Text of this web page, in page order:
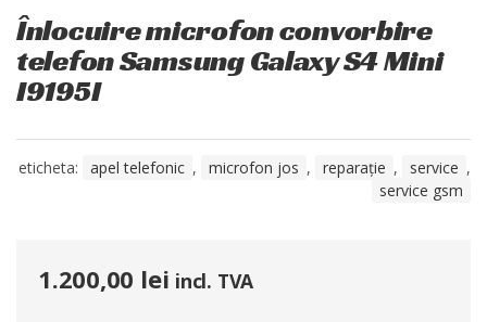
Înlocuire microfon convorbire
telefon Samsung Galaxy S4 Mini
I9195I
eticheta: apel telefonic , microfon jos , reparație , service ,
service gsm
1.200,00 lei incl. TVA